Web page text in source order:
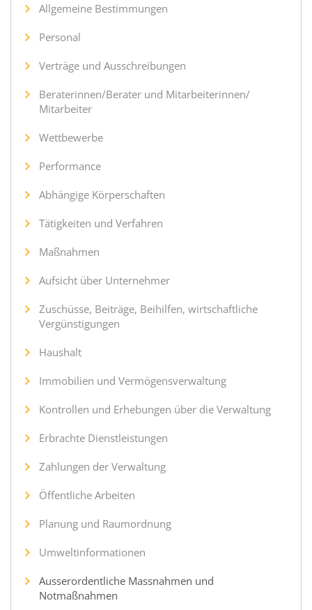
Allgemeine Bestimmungen
Personal
Verträge und Ausschreibungen
Beraterinnen/Berater und Mitarbeiterinnen/
Mitarbeiter
Wettbewerbe
Performance
Abhängige Körperschaften
Tätigkeiten und Verfahren
Maßnahmen
Aufsicht über Unternehmer
Zuschüsse, Beiträge, Beihilfen, wirtschaftliche
Vergünstigungen
Haushalt
Immobilien und Vermögensverwaltung
Kontrollen und Erhebungen über die Verwaltung
Erbrachte Dienstleistungen
Zahlungen der Verwaltung
Öffentliche Arbeiten
Planung und Raumordnung
Umweltinformationen
Ausserordentliche Massnahmen und
Notmaßnahmen